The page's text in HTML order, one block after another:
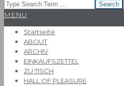
Search
Primary
Menu
MENU
Startseite
ABOUT
ARCHIV
EINKAUFSZETTEL
ZU TISCH
HALL OF PLEASURE